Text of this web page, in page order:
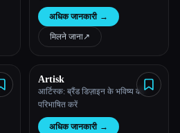
अधिक जानकारी →
मिलने जाना↗︎
Artisk
आर्टिस्क: ब्रैंड डिज़ाइन के भविष्य को
परिभाषित करें
अधिक जानकारी →